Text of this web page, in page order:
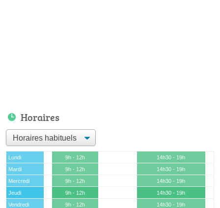
Horaires
Lundi 9h - 12h
14h30 - 19h
Mardi
9h - 12h
14h30 - 19h
Mercredi
9h - 12h
14h30 - 19h
Jeudi
9h - 12h
14h30 - 19h
Vendredi
9h - 12h
14h30 - 19h